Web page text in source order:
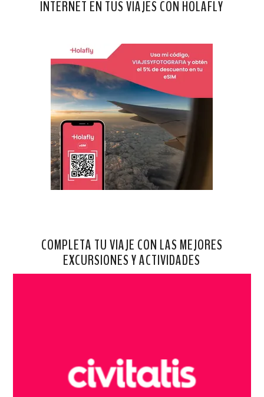
INTERNET EN TUS VIAJES CON HOLAFLY
COMPLETA TU VIAJE CON LAS MEJORES
EXCURSIONES Y ACTIVIDADES